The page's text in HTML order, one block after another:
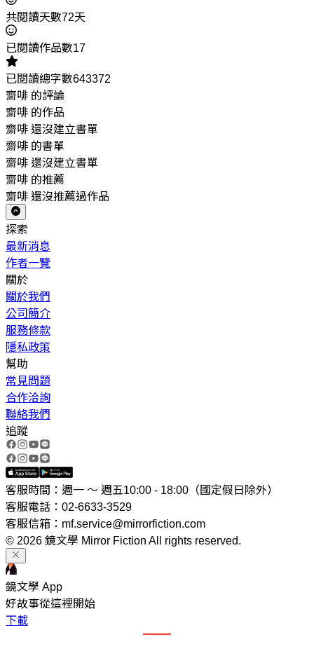
共閱讀天數72天
已閱讀作品數17
已閱讀總字數643372
齋啡 的評論
齋啡 的作品
齋啡 還沒建立書單
齋啡 的書單
齋啡 還沒建立書單
齋啡 的推薦
齋啡 還沒推薦過作品
探索
最新消息
作者一覽
關於
關於我們
公司簡介
服務條款
隱私政策
幫助
常見問題
合作洽詢
聯絡我們
追蹤
客服時間：週一 ～ 週五10:00 - 18:00（國定假日除外）
客服電話：02-6633-3529
客服信箱：mf.service@mirrorfiction.com
© 2026 鏡文學 Mirror Fiction All rights reserved.
鏡文學 App
好故事從這裡開始
下載